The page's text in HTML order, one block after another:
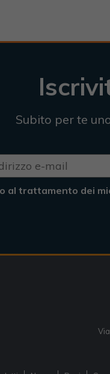
Subito per te
al trattamento dei